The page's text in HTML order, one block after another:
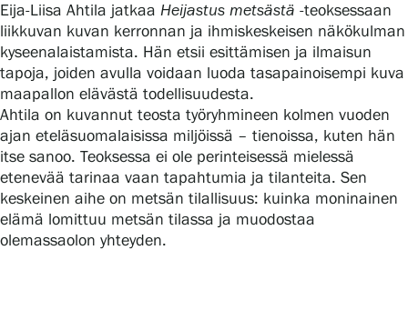
Gösta Serlachiuksen taidesäätiö
Yhteystiedot
Ravintola Gösta
Serlachius Taidesauna
Serlachius Art & Sauna Express
Medialle
Eija-Liisa Ahtila jatkaa Heijastus metsästä -teoksessaan
liikkuvan kuvan kerronnan ja ihmiskeskeisen näkökulman
kyseenalaistamista. Hän etsii esittämisen ja ilmaisun
tapoja, joiden avulla voidaan luoda tasapainoisempi kuva
maapallon elävästä todellisuudesta.
Ahtila on kuvannut teosta työryhmineen kolmen vuoden
ajan eteläsuomalaisissa miljöissä – tienoissa, kuten hän
itse sanoo. Teoksessa ei ole perinteisessä mielessä
etenevää tarinaa vaan tapahtumia ja tilanteita. Sen
keskeinen aihe on metsän tilallisuus: kuinka moninainen
elämä lomittuu metsän tilassa ja muodostaa
olemassaolon yhteyden.